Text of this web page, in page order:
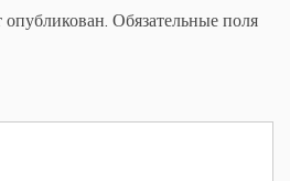
Обязательные поля